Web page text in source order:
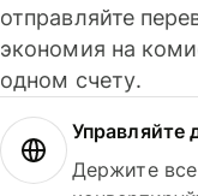
отправляйте
экономия на
одном счету.
Управляйте
Держите